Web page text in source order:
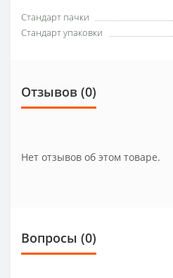
Стандарт пачки
Стандарт упаковки
Отзывов (0)
Нет отзывов об этом товаре.
Вопросы (0)